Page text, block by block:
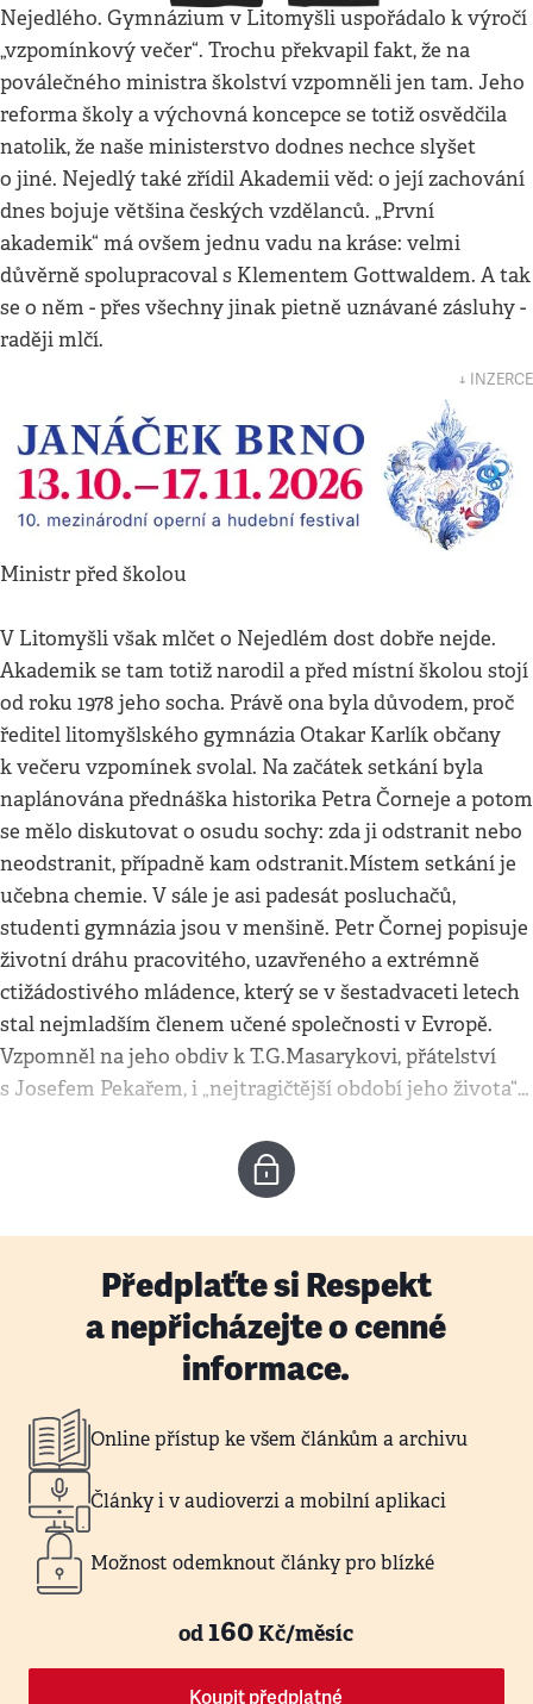
Nejedlého. Gymnázium v Litomyšli uspořádalo k výročí
„vzpomínkový večer“. Trochu překvapil fakt, že na
poválečného ministra školství vzpomněli jen tam. Jeho
reforma školy a výchovná koncepce se totiž osvědčila
natolik, že naše ministerstvo dodnes nechce slyšet
o jiné. Nejedlý také zřídil Akademii věd: o její zachování
dnes bojuje většina českých vzdělanců. „První
akademik“ má ovšem jednu vadu na kráse: velmi
důvěrně spolupracoval s Klementem Gottwaldem. A tak
se o něm - přes všechny jinak pietně uznávané zásluhy -
raději mlčí.
↓ INZERCE
Ministr před školou
V Litomyšli však mlčet o Nejedlém dost dobře nejde.
Akademik se tam totiž narodil a před místní školou stojí
od roku 1978 jeho socha. Právě ona byla důvodem, proč
ředitel litomyšlského gymnázia Otakar Karlík občany
k večeru vzpomínek svolal. Na začátek setkání byla
naplánována přednáška historika Petra Čorneje a potom
se mělo diskutovat o osudu sochy: zda ji odstranit nebo
neodstranit, případně kam odstranit.Místem setkání je
učebna chemie. V sále je asi padesát posluchačů,
studenti gymnázia jsou v menšině. Petr Čornej popisuje
životní dráhu pracovitého, uzavřeného a extrémně
ctižádostivého mládence, který se v šestadvaceti letech
stal nejmladším členem učené společnosti v Evropě.
Vzpomněl na jeho obdiv k T.G.Masarykovi, přátelství
s Josefem Pekařem, i „nejtragičtější období jeho života“…
Předplaťte si Respekt
a nepřicházejte o cenné
informace.
Online přístup ke všem článkům a archivu
Články i v audioverzi a mobilní aplikaci
Možnost odemknout články pro blízké
od160Kč/měsíc
Koupit předplatné